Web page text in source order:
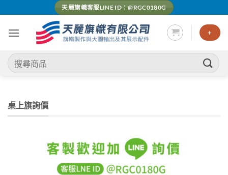
content
天麗旗幟客服LINE ID：@RGC0180G
+
搜
尋
字:
桌上旗詢價